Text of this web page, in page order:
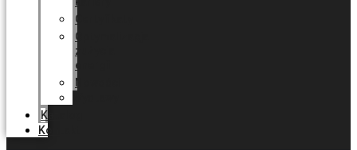
Certyfikaty
Optymalizacja
zużycia
energii
Nowości
Katalog
Kontakt